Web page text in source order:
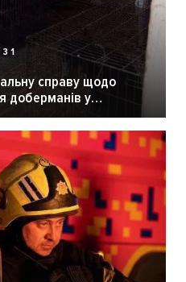
справу щодо
доберманів у